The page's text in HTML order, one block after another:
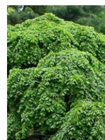
СИБИРЬ.РЕАЛИИ
РАСПИСАНИЕ
ПОДПИШИТЕСЬ НА
СОЦИАЛЬНЫЕ СЕТИ